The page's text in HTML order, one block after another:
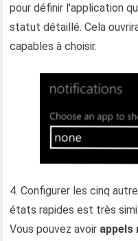
pour définir l'application
statut détaillé. Cela
capables à choisir.
4. Configurer les cinq
états rapides est très
Vous pouvez avoir appels